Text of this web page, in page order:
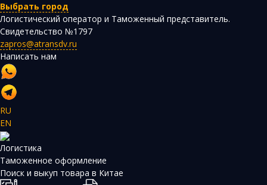
Выбрать город
Логистический оператор и Таможенный представитель.
Свидетельство №1797
zapros@atransdv.ru
Написать нам
RU
EN
Логистика
Таможенное оформление
Поиск и выкуп товара в Китае